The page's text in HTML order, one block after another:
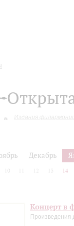
Издания
Декабрь
10 12 13 14
Концерт в
Произведения